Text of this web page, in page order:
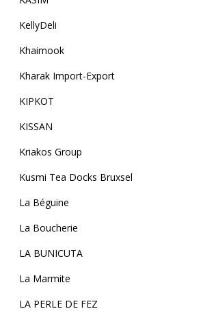
KellyDeli
Khaimook
Kharak Import-Export
KIPKOT
KISSAN
Kriakos Group
Kusmi Tea Docks Bruxsel
La Béguine
La Boucherie
LA BUNICUTA
La Marmite
LA PERLE DE FEZ